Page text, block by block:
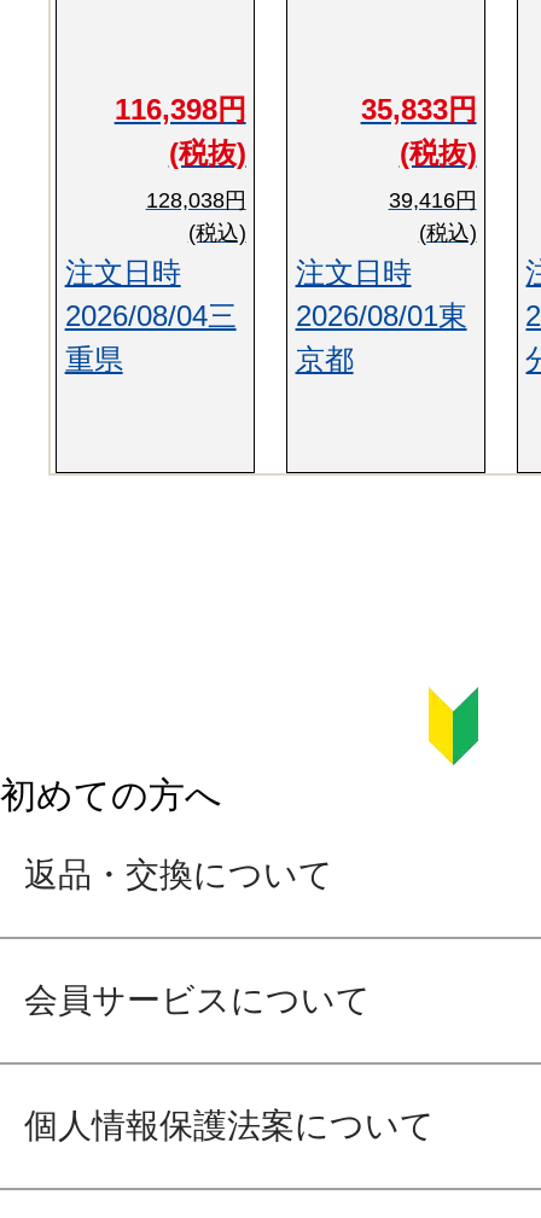
116,398円
(税抜)
128,038円
(税込)
注文日時
2026/08/04三
重県
35,833円
(税抜)
39,416円
(税込)
注文日時
2026/08/01東
京都
初めての方へ
返品・交換について
会員サービスについて
個人情報保護法案について